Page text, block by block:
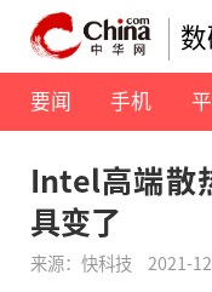
要闻 手机
Intel高端散
具变了
来源：快科技 2021-